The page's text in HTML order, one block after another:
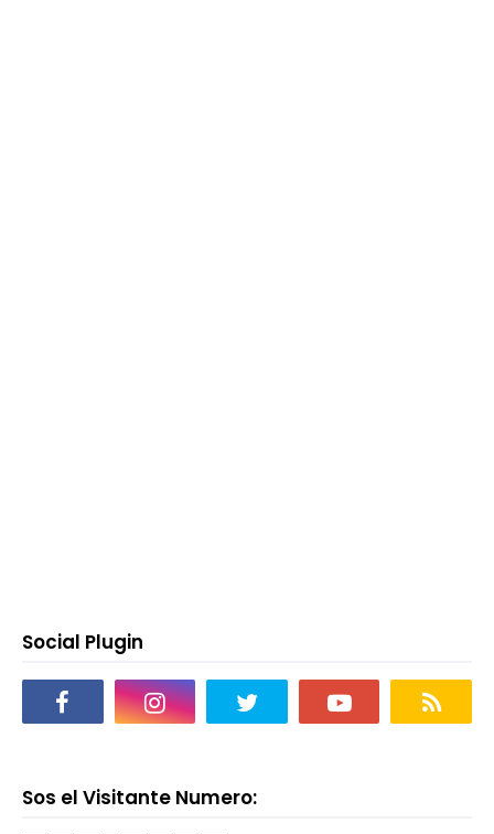
Social Plugin
Sos el Visitante Numero: